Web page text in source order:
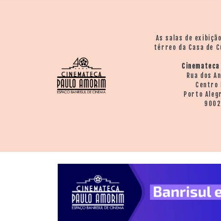
As salas de
térreo da Casa de
Rua dos
Centro
Porto